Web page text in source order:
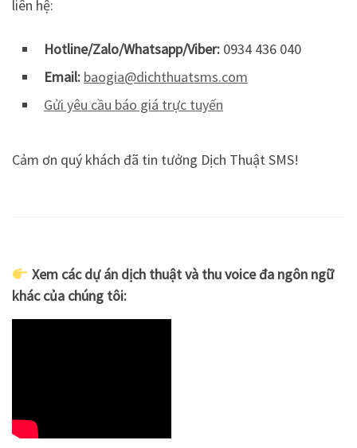
liên hệ:
Hotline/Zalo/Whatsapp/Viber: 0934 436 040
Email: baogia@dichthuatsms.com
Gửi yêu cầu báo giá trực tuyến
Cảm ơn quý khách đã tin tưởng Dịch Thuật SMS!
Xem các dự án dịch thuật và thu voice đa ngôn ngữ
khác của chúng tôi: